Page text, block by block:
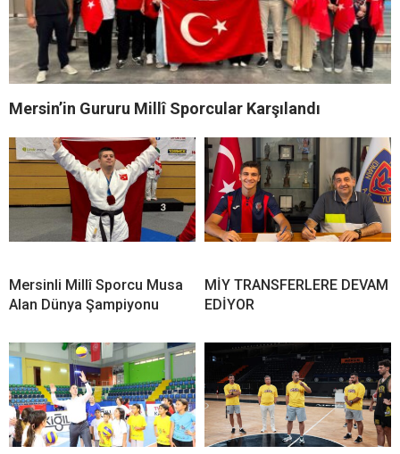
Mersin’in Gururu Millî Sporcular Karşılandı
Mersinli Millî Sporcu Musa
Alan Dünya Şampiyonu
MİY TRANSFERLERE DEVAM
EDİYOR